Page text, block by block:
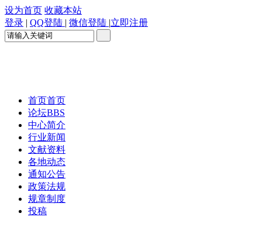
设为首页 收藏本站
登录 | QQ登陆 | 微信登陆 |立即注册
首页首页
论坛BBS
中心简介
行业新闻
文献资料
各地动态
通知公告
政策法规
规章制度
投稿